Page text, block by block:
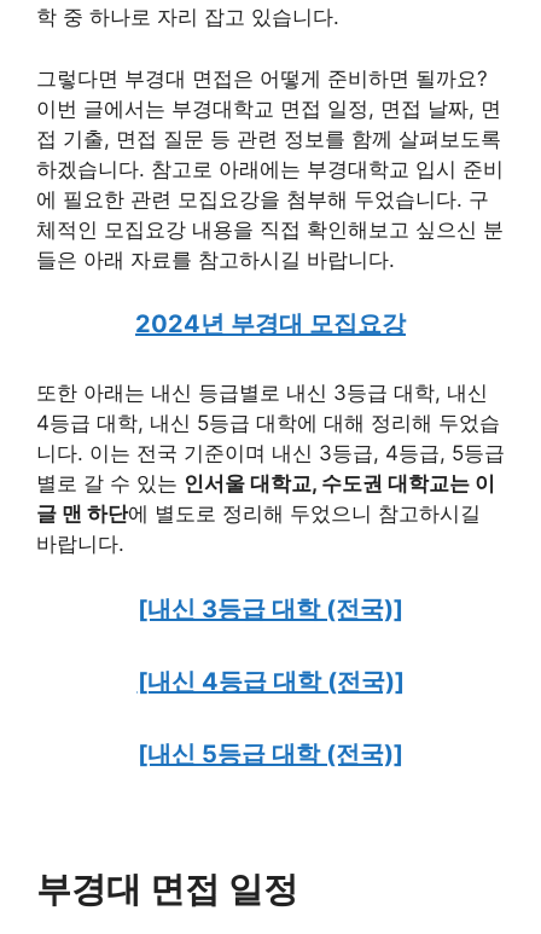
학 중 하나로 자리 잡고 있습니다.
그렇다면 부경대 면접은 어떻게 준비하면 될까요?
이번 글에서는 부경대학교 면접 일정, 면접 날짜, 면
접 기출, 면접 질문 등 관련 정보를 함께 살펴보도록
하겠습니다. 참고로 아래에는 부경대학교 입시 준비
에 필요한 관련 모집요강을 첨부해 두었습니다. 구
체적인 모집요강 내용을 직접 확인해보고 싶으신 분
들은 아래 자료를 참고하시길 바랍니다.
2024년 부경대 모집요강
또한 아래는 내신 등급별로 내신 3등급 대학, 내신
4등급 대학, 내신 5등급 대학에 대해 정리해 두었습
니다. 이는 전국 기준이며 내신 3등급, 4등급, 5등급
별로 갈 수 있는 인서울 대학교, 수도권 대학교는 이
글 맨 하단에 별도로 정리해 두었으니 참고하시길
바랍니다.
[내신 3등급 대학 (전국)]
[내신 4등급 대학 (전국)]
[내신 5등급 대학 (전국)]
부경대 면접 일정